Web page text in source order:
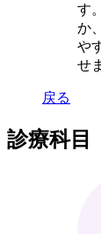
す
か
や
せ
戻る
診療科目